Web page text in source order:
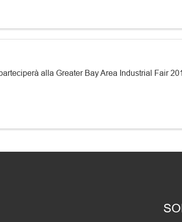
alla Greater Bay Area Industrial Fair